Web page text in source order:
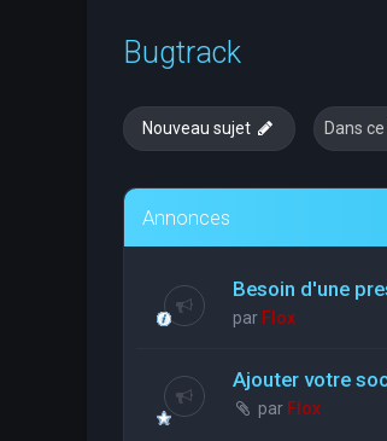
Bugtrack
Nouveau sujet
Annonces
Besoin d'une
par Flox
Ajouter votre
par Flox